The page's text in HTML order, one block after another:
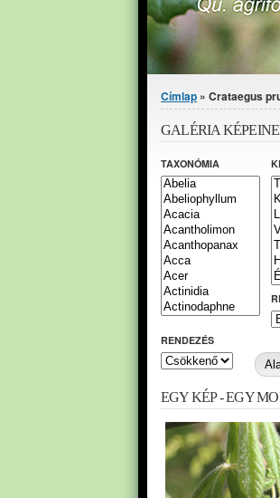
Jelenlegi hely
Címlap » Crataegus
GALÉRIA
TAXONÓMIA
RENDEZÉS
EGY KÉP - EGY